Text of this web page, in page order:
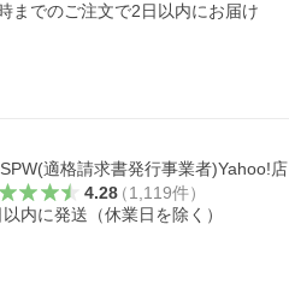
までのご注文で2日以内にお届け
SPW(適格請求書発行事業者)Yahoo!店
4.28（1,119件）
内に発送（休業日を除く）